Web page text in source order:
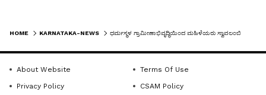
ಬದುಕಲು ತರಬೇತಿ ನೀಡಿ ಸದಸ್ಯರಿಗೆ ಆರ್ಥಿಕವಾಗಿ
ಮಾಡಿಕೊಟ್ಟಿದೆ. ಮಹಿಳೆಯರಿಗೆ ಅನುಕೂಲವಾಗುವಂತೆ
HOME KARNATAKA-NEWS ಧರ್ಮಸ್ಥಳ ಗ್ರಾಮೀಣಾಭಿವೃದ್ಧಿಯಿಂದ ಮಹಿಳೆಯರು ಸ್ವಾವಲಂಬಿ
About Website
Terms Of Use
Privacy Policy
CSAM Policy